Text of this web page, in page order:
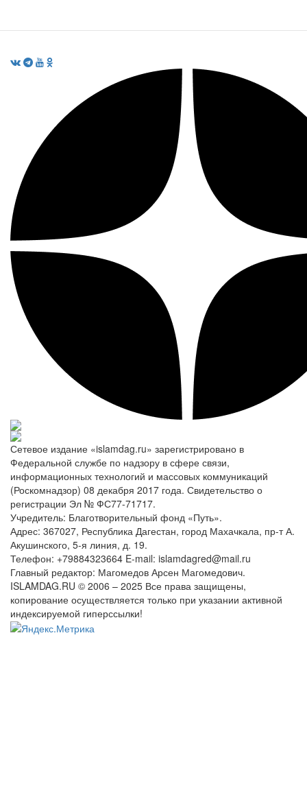
Сетевое издание «islamdag.ru» зарегистрировано в
Федеральной службе по надзору в сфере связи,
информационных технологий и массовых коммуникаций
(Роскомнадзор) 08 декабря 2017 года. Свидетельство о
регистрации Эл № ФС77-71717.
Учредитель: Благотворительный фонд «Путь».
Адрес: 367027, Республика Дагестан, город Махачкала, пр-т А.
Акушинского, 5-я линия, д. 19.
Телефон: +79884323664 E-mail: islamdagred@mail.ru
Главный редактор: Магомедов Арсен Магомедович.
ISLAMDAG.RU © 2006 – 2025 Все права защищены,
копирование осуществляется только при указании активной
индексируемой гиперссылки!